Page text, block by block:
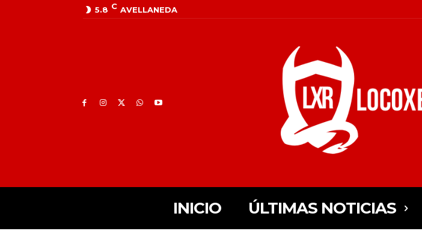
5.8 C AVELLANEDA
INICIO ÚLTIMAS NOTICIAS